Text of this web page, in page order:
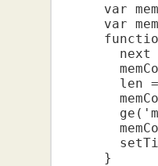
var
var
next
len
}